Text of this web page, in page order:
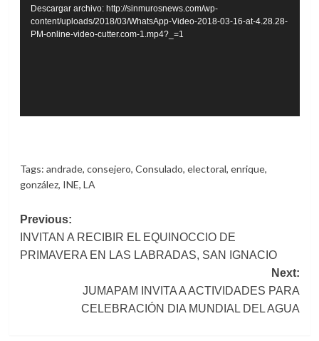
vídeo
Descargar archivo: http://sinmurosnews.com/wp-
content/uploads/2018/03/WhatsApp-Video-2018-03-16-at-4.28.28-
PM-online-video-cutter.com-1.mp4?_=1
Tags: andrade, consejero, Consulado, electoral, enrique,
gonzález, INE, LA
Post
navigation
Previous:
INVITAN A RECIBIR EL EQUINOCCIO DE
PRIMAVERA EN LAS LABRADAS, SAN IGNACIO
Next:
JUMAPAM INVITA A ACTIVIDADES PARA
CELEBRACIÓN DIA MUNDIAL DEL AGUA